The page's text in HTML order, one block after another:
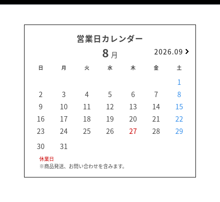
営業日カレンダー
8 月 2026.09
日 月 火 水 木 金 土
1
2
3 4 5 6 7
8
9
10 11 12 13 14
15
16
17 18 19 20 21
22
23
24 25 26 27 28
29
30
31
休業日
※商品発送、お問い合わせを含みます。